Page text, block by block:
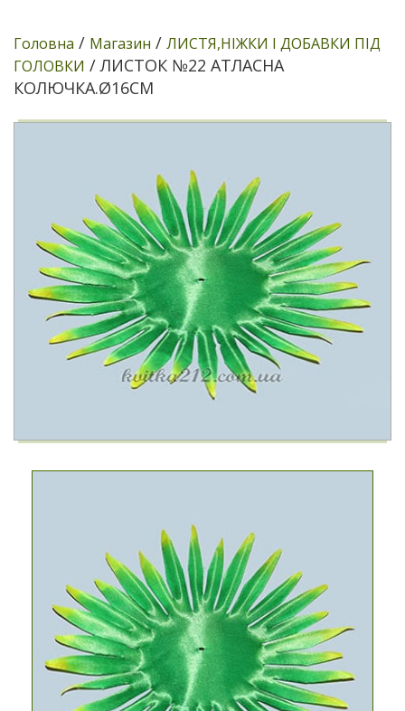
Головна / Магазин / ЛИСТЯ,НІЖКИ І ДОБАВКИ ПІД
ГОЛОВКИ / ЛИСТОК №22 АТЛАСНА
КОЛЮЧКА.Ø16СМ